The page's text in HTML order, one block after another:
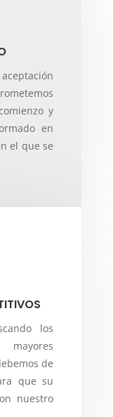
y
en
el que se
los
de
que su
nuestro